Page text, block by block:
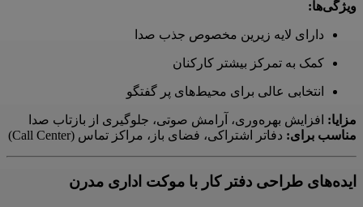
ویژگی‌ها:
دارای لایه زیرین مخصوص جذب صدا
کمک به تمرکز بیشتر کارکنان
انتخابی عالی برای محیط‌های پر گفتگو
مزایا: افزایش بهره‌وری، آرامش صوتی، جلوگیری از بازتاب صدا
مناسب برای: دفاتر اشتراکی، فضای باز، مراکز تماس (Call Center)
ایده‌های طراحی دفتر کار با موکت اداری مدرن